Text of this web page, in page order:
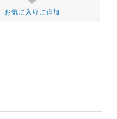
お気に入りに追加